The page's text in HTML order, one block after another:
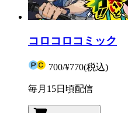
コロコロコミック
700/¥770(税込)
毎月15日頃配信